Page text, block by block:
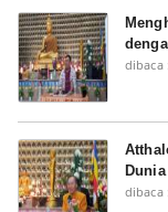
dibaca
Dunia
dibaca